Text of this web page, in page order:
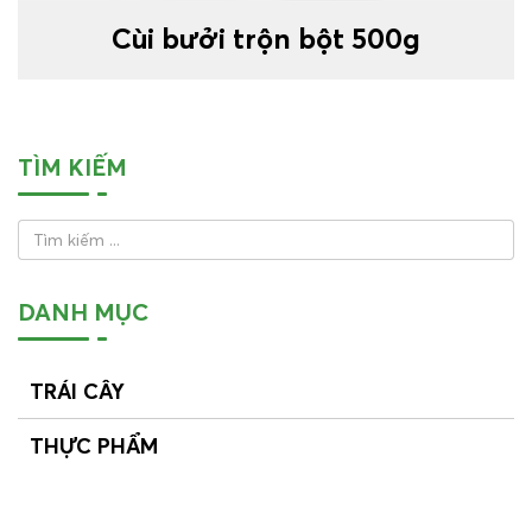
TÌM KIẾM
DANH MỤC
TRÁI CÂY
THỰC PHẨM
Cùi bưởi trộn bột 500g